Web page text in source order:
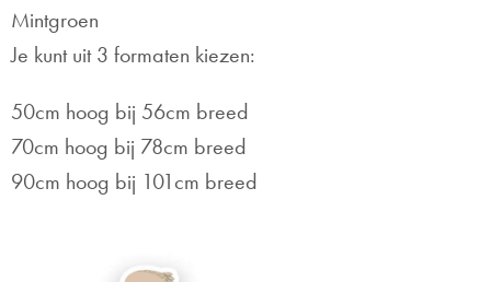
Mintgroen
Je kunt uit 3 formaten kiezen:
50cm hoog bij 56cm breed
70cm hoog bij 78cm breed
90cm hoog bij 101cm breed